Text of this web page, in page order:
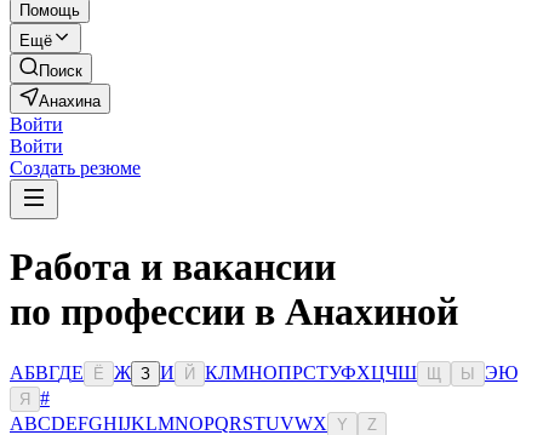
Помощь
Ещё
Поиск
Анахина
Войти
Войти
Создать резюме
Работа и вакансии
по профессии в Анахиной
АБВГДЕ Ё Ж З И Й КЛМНОПРСТУФХЦЧШ Ы ЭЮ
Я
#
ABCDEFGHIJKLMNOPQRSTUVWX Y Z